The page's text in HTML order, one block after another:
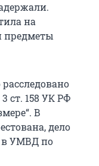
на
предметы
ст. 158 УК РФ
В
дело
в УМВД по